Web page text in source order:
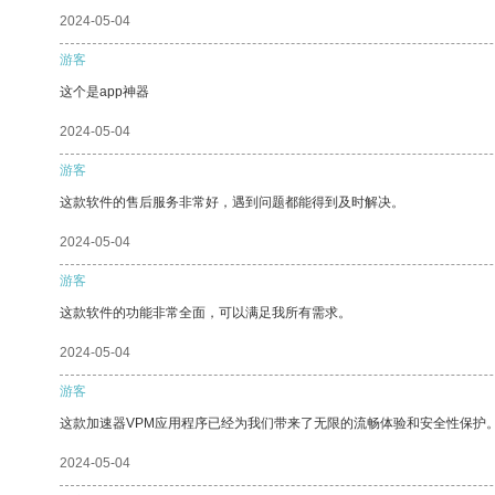
2024-05-04
游客
这个是app神器
2024-05-04
游客
这款软件的售后服务非常好，遇到问题都能得到及时解决。
2024-05-04
游客
这款软件的功能非常全面，可以满足我所有需求。
2024-05-04
游客
这款加速器VPM应用程序已经为我们带来了无限的流畅体验和安全性保护
2024-05-04